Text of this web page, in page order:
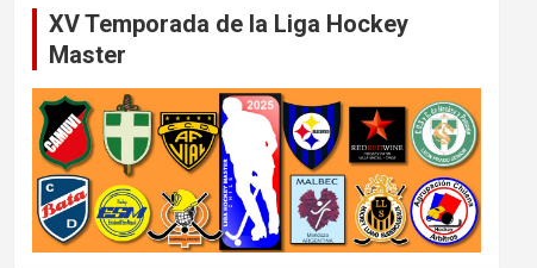
XV Temporada de la Liga Hockey
Master